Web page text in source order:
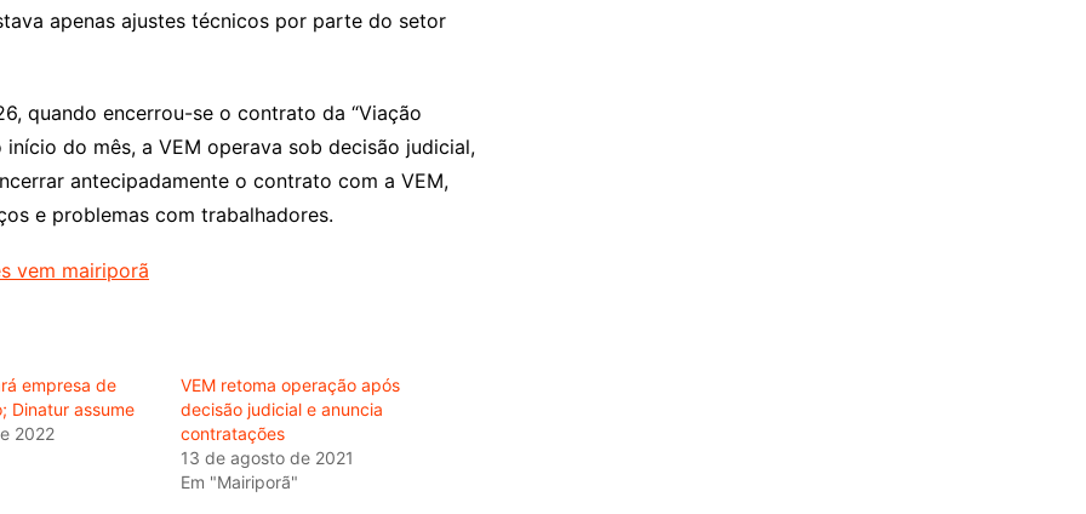
apenas ajustes técnicos por parte do setor
quando encerrou-se o contrato da “Viação
do mês, a VEM operava sob decisão judicial,
antecipadamente o contrato com a VEM,
e problemas com trabalhadores.
empresa de
Dinatur assume
2022
VEM retoma operação após
decisão judicial e anuncia
contratações
13 de agosto de 2021
Em "Mairiporã"